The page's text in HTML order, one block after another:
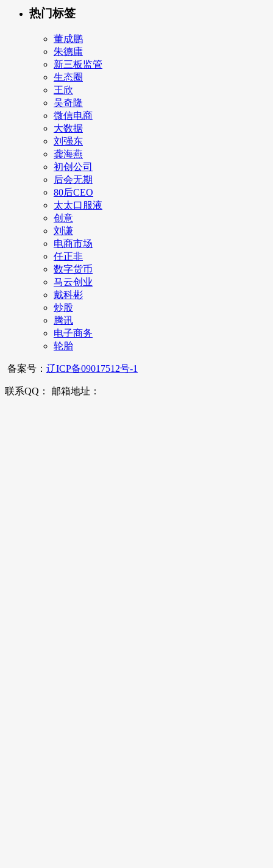
热门标签
董成鹏
朱德庸
新三板监管
生态圈
王欣
吴奇隆
微信电商
大数据
刘强东
龚海燕
初创公司
后会无期
80后CEO
太太口服液
创意
刘谦
电商市场
任正非
数字货币
马云创业
戴科彬
炒股
腾讯
电子商务
轮胎
备案号： 辽ICP备09017512号-1
联系QQ： 邮箱地址：